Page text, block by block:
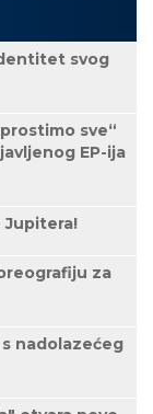
svog
sve“
EP-ija
Jupitera!
za
nadolazećeg